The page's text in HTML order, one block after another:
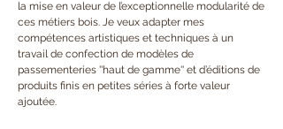
la mise en valeur de l’exceptionnelle modularité de
ces métiers bois. Je veux adapter mes
compétences artistiques et techniques à un
travail de confection de modèles de
passementeries ''haut de gamme'' et d’éditions de
produits finis en petites séries à forte valeur
ajoutée.